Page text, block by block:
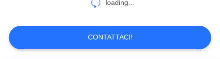
loading...
CONTATTACI!